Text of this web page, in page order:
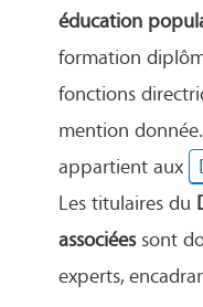
éducation
formation
fonctions
mention
appartient aux
Les titulaires du
associéessont
experts,